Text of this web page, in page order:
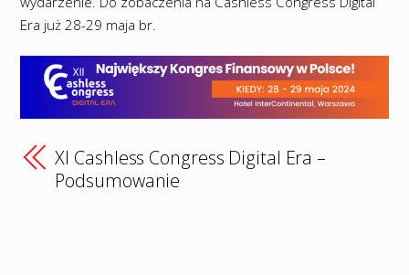
Era już 28-29 maja br.
XI Cashless Congress Digital Era –
Podsumowanie